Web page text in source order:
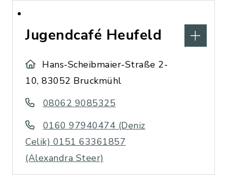
Jugendcafé Heufeld
Hans-Scheibmaier-Straße 2-
10, 83052 Bruckmühl
08062 9085325
0160 97940474 (Deniz
Celik) 0151 63361857
(Alexandra Steer)